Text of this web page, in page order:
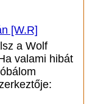
[W.R]
a Wolf
valami hibát